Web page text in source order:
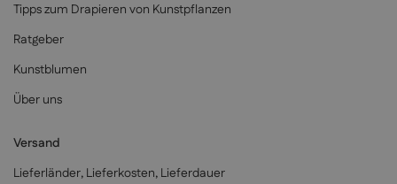
Tipps zum Drapieren von Kunstpflanzen
Ratgeber
Kunstblumen
Über uns
Versand
Lieferländer, Lieferkosten, Lieferdauer